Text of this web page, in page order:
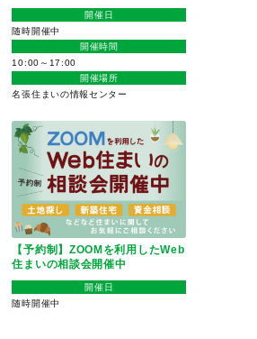
開催日
随時開催中
開催時間
10:00～17:00
開催場所
名張住まいの情報センター
【予約制】ZOOMを利用したWeb
住まいの相談会開催中
開催日
随時開催中